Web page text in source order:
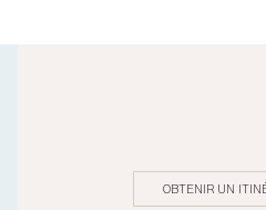
OBTENIR UN